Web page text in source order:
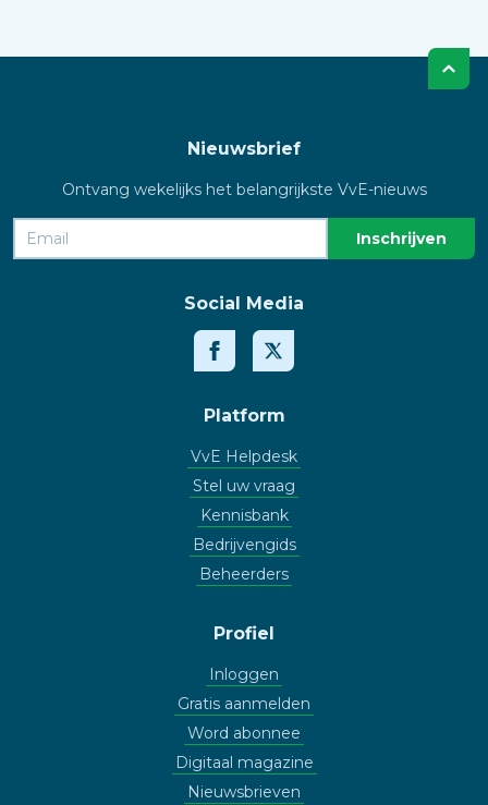
Nieuwsbrief
Ontvang wekelijks het belangrijkste VvE-nieuws
Social Media
Platform
VvE Helpdesk
Stel uw vraag
Kennisbank
Bedrijvengids
Beheerders
Profiel
Inloggen
Gratis aanmelden
Word abonnee
Digitaal magazine
Nieuwsbrieven